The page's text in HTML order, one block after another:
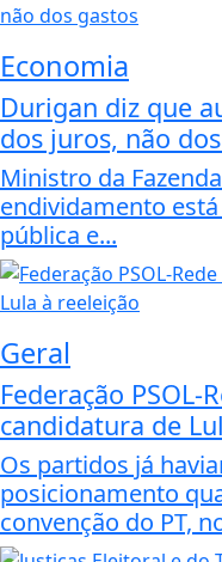
Economia
Durigan diz que
dos juros, não
Ministro da
endividamento
pública e...
Geral
Federação PSOL-
candidatura de
Os partidos já
posicionamento
convenção do PT,